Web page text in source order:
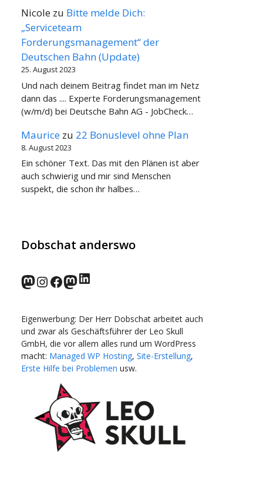
Nicole zu Bitte melde Dich:
„Serviceteam
Forderungsmanagement“ der
Deutschen Bahn (Update)
25. August 2023
Und nach deinem Beitrag findet man im Netz
dann das .... Experte Forderungsmanagement
(w/m/d) bei Deutsche Bahn AG - JobCheck…
Maurice zu 22 Bonuslevel ohne Plan
8. August 2023
Ein schöner Text. Das mit den Plänen ist aber
auch schwierig und mir sind Menschen
suspekt, die schon ihr halbes…
Dobschat anderswo
norden.social
Instagram
Facebook
wp-punks.social
LinkedIn
Eigenwerbung: Der Herr Dobschat arbeitet auch
und zwar als Geschäftsführer der Leo Skull
GmbH, die vor allem alles rund um WordPress
macht: Managed WP Hosting, Site-Erstellung,
Erste Hilfe bei Problemen usw.